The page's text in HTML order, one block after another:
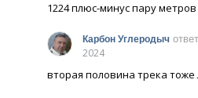
1224 плюс-минус пару
Карбон Углеродыч
2024
вторая половина трека тоже